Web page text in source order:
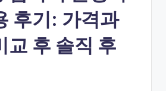
후기: 가격과
교 후 솔직 후